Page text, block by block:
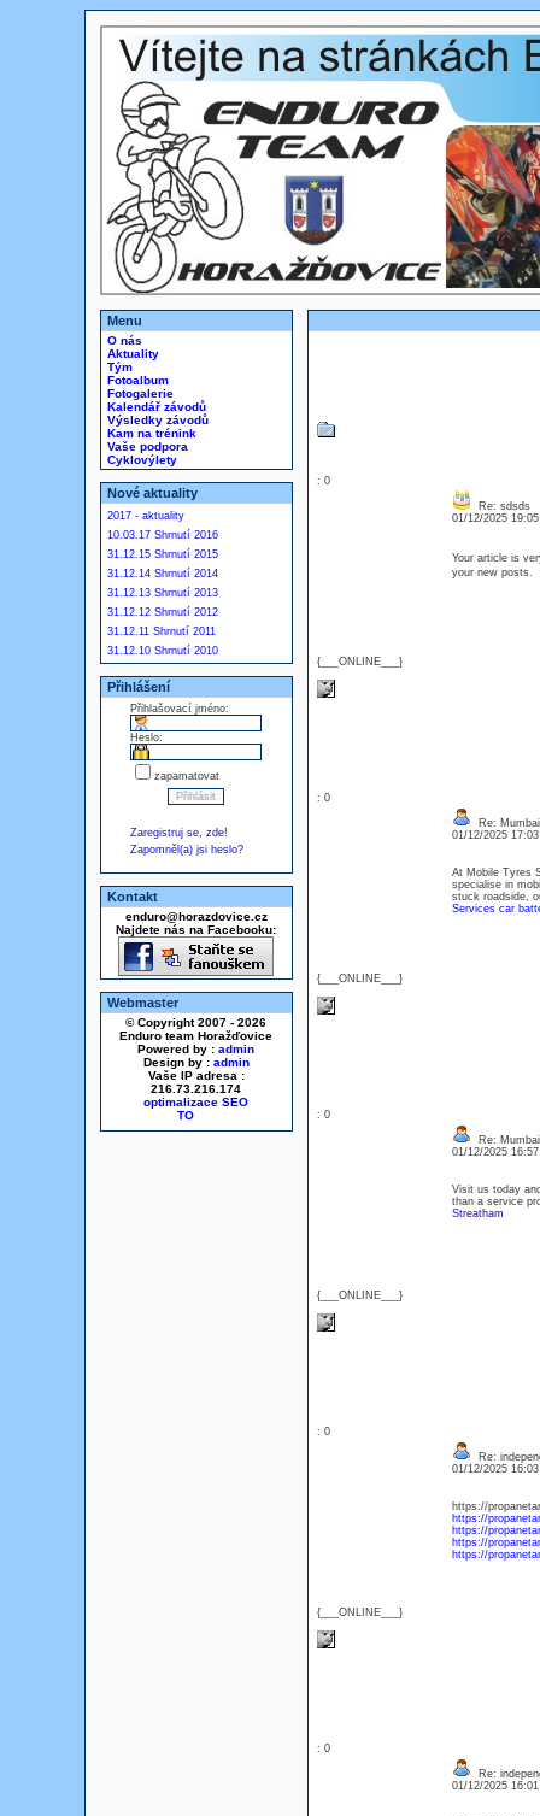
Menu
O nás
Aktuality
Tým
Fotoalbum
Fotogalerie
Kalendář závodů
Výsledky závodů
Kam na trénink
Vaše podpora
Cyklovýlety
Nové aktuality
2017 - aktuality
10.03.17 Shrnutí 2016
31.12.15 Shrnutí 2015
31.12.14 Shrnutí 2014
31.12.13 Shrnutí 2013
31.12.12 Shrnutí 2012
31.12.11 Shrnutí 2011
31.12.10 Shrnutí 2010
Přihlášení
Přihlašovací jméno:
Heslo:
zapamatovat
Zaregistruj se, zde!
Zapomněl(a) jsi heslo?
Kontakt
enduro@horazdovice.cz
Najdete nás na Facebooku:
Webmaster
© Copyright 2007 - 2026
Enduro team Horažďovice
Powered by : admin
Design by : admin
Vaše IP adresa :
216.73.216.174
optimalizace SEO
: 0
{___ONLINE___}
Re: sdsds
01/12/2025
Your article is
your new posts.
: 0
{___ONLINE___}
Re:
01/12/2025
At Mobile Tyres
specialise in
stuck roadside,
Services car
: 0
{___ONLINE___}
Re:
01/12/2025
Visit us today
than a service
Streatham
: 0
{___ONLINE___}
Re:
01/12/2025
https://
https://
https://
https://
https://
: 0
Re:
01/12/2025